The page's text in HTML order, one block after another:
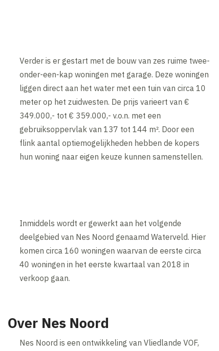
Verder is er gestart met de bouw van zes ruime twee-
onder-een-kap woningen met garage. Deze woningen
liggen direct aan het water met een tuin van circa 10
meter op het zuidwesten. De prijs varieert van €
349.000,- tot € 359.000,- v.o.n. met een
gebruiksoppervlak van 137 tot 144 m². Door een
flink aantal optiemogelijkheden hebben de kopers
hun woning naar eigen keuze kunnen samenstellen.
Inmiddels wordt er gewerkt aan het volgende
deelgebied van Nes Noord genaamd Waterveld. Hier
komen circa 160 woningen waarvan de eerste circa
40 woningen in het eerste kwartaal van 2018 in
verkoop gaan.
Over Nes Noord
Nes Noord is een ontwikkeling van Vliedlande VOF,